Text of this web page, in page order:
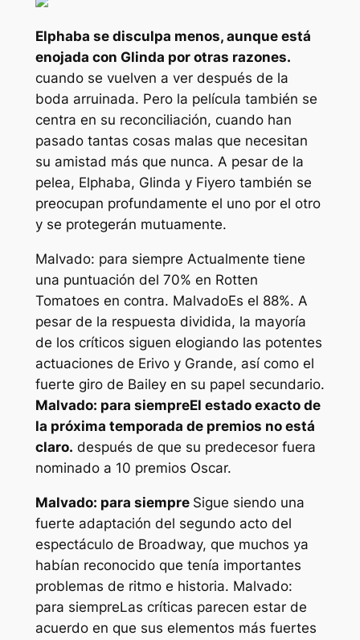
Elphaba se disculpa menos, aunque está
enojada con Glinda por otras razones.
cuando se vuelven a ver después de la
boda arruinada. Pero la película también se
centra en su reconciliación, cuando han
pasado tantas cosas malas que necesitan
su amistad más que nunca. A pesar de la
pelea, Elphaba, Glinda y Fiyero también se
preocupan profundamente el uno por el otro
y se protegerán mutuamente.
Malvado: para siempre Actualmente tiene
una puntuación del 70% en Rotten
Tomatoes en contra. MalvadoEs el 88%. A
pesar de la respuesta dividida, la mayoría
de los críticos siguen elogiando las potentes
actuaciones de Erivo y Grande, así como el
fuerte giro de Bailey en su papel secundario.
Malvado: para siempreEl estado exacto de
la próxima temporada de premios no está
claro. después de que su predecesor fuera
nominado a 10 premios Oscar.
Malvado: para siempre Sigue siendo una
fuerte adaptación del segundo acto del
espectáculo de Broadway, que muchos ya
habían reconocido que tenía importantes
problemas de ritmo e historia. Malvado:
para siempreLas críticas parecen estar de
acuerdo en que sus elementos más fuertes